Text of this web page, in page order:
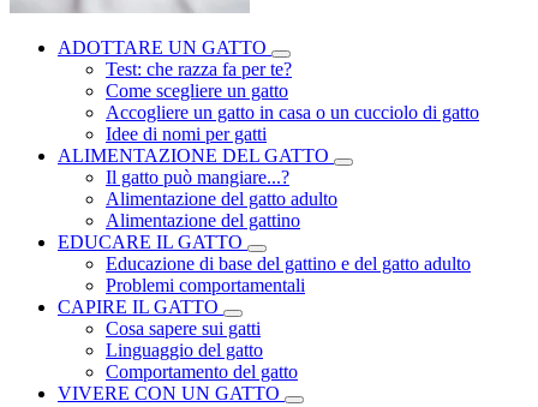
ADOTTARE UN GATTO
Test: che razza fa per te?
Come scegliere un gatto
Accogliere un gatto in casa o un cucciolo di gatto
Idee di nomi per gatti
ALIMENTAZIONE DEL GATTO
Il gatto può mangiare...?
Alimentazione del gatto adulto
Alimentazione del gattino
EDUCARE IL GATTO
Educazione di base del gattino e del gatto adulto
Problemi comportamentali
CAPIRE IL GATTO
Cosa sapere sui gatti
Linguaggio del gatto
Comportamento del gatto
VIVERE CON UN GATTO